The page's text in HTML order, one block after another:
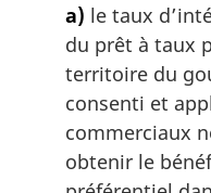
a) le taux
du prêt à taux
territoire du
consenti et
commerciaux
obtenir le